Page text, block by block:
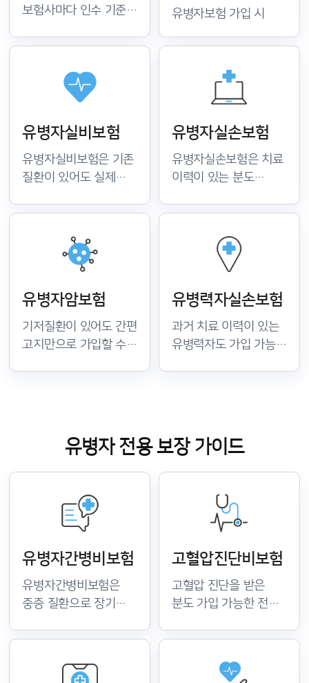
보험사마다 인수 기준과
다릅니다. 주요
비교해 보험료와 보장
조건을 꼼꼼히 따져보고
유병자보험 가입 시
이행하지 않으면 보험금
지급이 거절될 수
있습니다. 고지 항목별
기준과 주의사항을 미리
확인해 불이익 없이
가입을 준비하세요.
유병자실비보험
유병자실비보험은 기존
질환이 있어도 실제
있는 상품입니다. 일반
경우 유병자 전용 실비
상품의 보장 범위를
유병자실손보험
유병자실손보험은 치료
이력이 있는 분도
보험입니다. 보장
비율을 보험사별로
비교해 실질적인 의료비
유병자암보험
기저질환이 있어도 간편
고지만으로 가입할 수
비교해 충분한 보장을
준비하세요.
유병력자실손보험
과거 치료 이력이 있는
유병력자도 가입 가능한
기준을 꼼꼼히
확인하세요.
유병자 전용 보장 가이드
유병자간병비보험
유병자간병비보험은
중증 질환으로 장기
매월 간병비를 지급받는
기준과 지급 조건을
고혈압진단비보험
고혈압 진단을 받은
분도 가입 가능한 전용
고혈압으로 인한 합병증
보장 여부와 진단비
지급 기준을 확인해